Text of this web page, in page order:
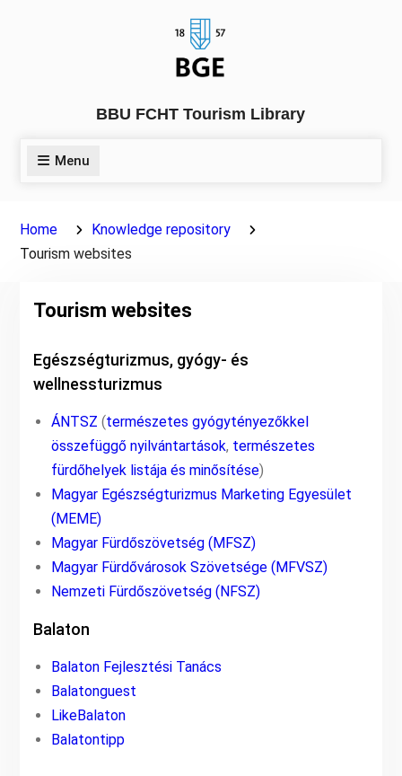
BBU FCHT Tourism Library
Menu
Home
Knowledge repository
Tourism websites
Tourism websites
Egészségturizmus, gyógy- és
wellnessturizmus
ÁNTSZ (természetes gyógytényezőkkel
összefüggő nyilvántartások, természetes
fürdőhelyek listája és minősítése)
Magyar Egészségturizmus Marketing Egyesület
(MEME)
Magyar Fürdőszövetség (MFSZ)
Magyar Fürdővárosok Szövetsége (MFVSZ)
Nemzeti Fürdőszövetség (NFSZ)
Balaton
Balaton Fejlesztési Tanács
Balatonguest
LikeBalaton
Balatontipp